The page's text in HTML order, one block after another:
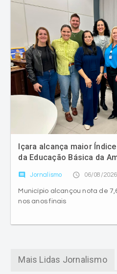
Içara alcança maior
da Educação Básica da
comment Jornalismo access_time 06/08/
Município alcançou nota de
nos anos finais
Mais Lidas Jornalismo